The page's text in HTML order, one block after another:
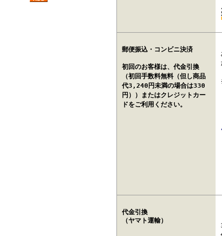
郵便振込・コンビニ決済
初回のお客様は、代金引換
（初回手数料無料（但し商品
代3,240円未満の場合は330
円））またはクレジットカー
ドをご利用ください。
代金引換
（ヤマト運輸）